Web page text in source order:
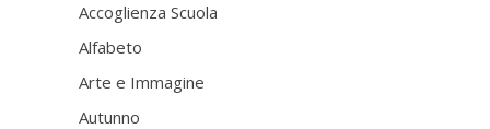
Accoglienza Scuola
Alfabeto
Arte e Immagine
Autunno